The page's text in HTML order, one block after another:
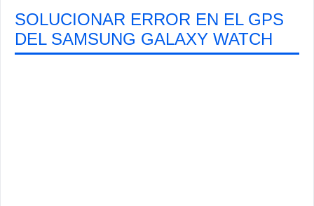
SOLUCIONAR ERROR EN EL GPS
DEL SAMSUNG GALAXY WATCH